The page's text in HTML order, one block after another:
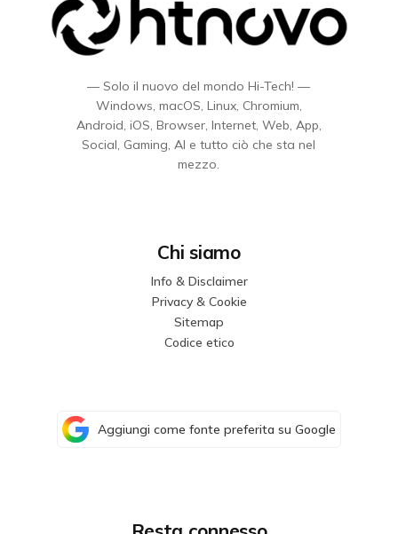
— Solo il nuovo del mondo Hi-Tech! —
Windows, macOS, Linux, Chromium,
Android, iOS, Browser, Internet, Web, App,
Social, Gaming, AI e tutto ciò che sta nel
mezzo.
Chi siamo
Info & Disclaimer
Privacy & Cookie
Sitemap
Codice etico
Aggiungi come fonte preferita su Google